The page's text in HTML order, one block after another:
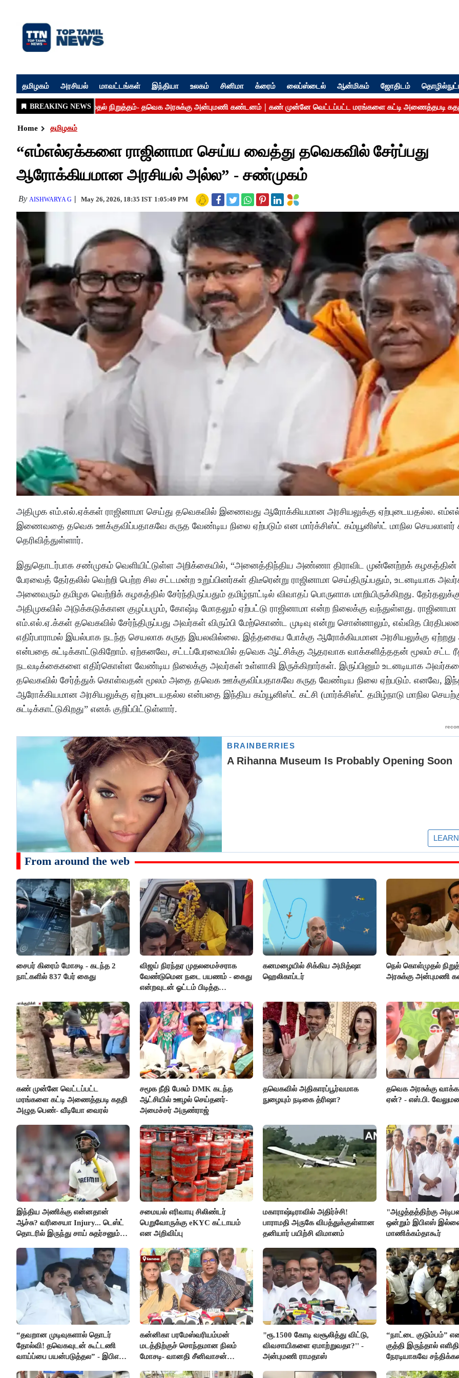
தமிழகம் அரசியல் மாவட்டங்கள் இந்தியா உலகம் சினிமா க்ரைம் லைப்ஸ்டைல் ஆன்மிகம் ஜோதிடம்
Home தமிழகம்
“எம்எல்ஏக்களை ராஜினாமா செய்ய வைத்து தவெகவில் சேர்ப்பது
ஆரோக்கியமான அரசியல் அல்ல” - சண்முகம்
By AISHWARYA G May 26, 2026, 18:35 IST 1:05:49 PM
அதிமுக எம்.எல்.ஏக்கள் ராஜினாமா செய்து தவெகவில் இணைவது ஆரோக்கியமான அரசியலுக்கு ஏற்புடையதல்ல.
இணைவதை தவெக ஊக்குவிப்பதாகவே கருத வேண்டிய நிலை ஏற்படும் என மார்க்சிஸ்ட் கம்யூனிஸ்ட் மாநில
தெரிவித்துள்ளார்.
இதுதொடர்பாக சண்முகம் வெளியிட்டுள்ள அறிக்கையில், “அனைத்திந்திய அண்ணா திராவிட முன்னேற்றக் கழகத்தின்
பேரவைத் தேர்தலில் வெற்றி பெற்ற சில சட்டமன்ற உறுப்பினர்கள் திடீரென்று ராஜினாமா செய்திருப்பதும், உடனடியாக
அனைவரும் தமிழக வெற்றிக் கழகத்தில் சேர்ந்திருப்பதும் தமிழ்நாட்டில் விவாதப் பொருளாக மாறியிருக்கிறது.
அதிமுகவில் அடுக்கடுக்கான குழப்பமும், கோஷ்டி மோதலும் ஏற்பட்டு ராஜினாமா என்ற நிலைக்கு வந்துள்ளது.
எம்.எல்.ஏ.க்கள் தவெகவில் சேர்ந்திருப்பது அவர்கள் விரும்பி மேற்கொண்ட முடிவு என்று சொன்னாலும், எவ்வித
எதிர்பாராமல் இயல்பாக நடந்த செயலாக கருத இயலவில்லை. இத்தகைய போக்கு ஆரோக்கியமான அரசியலுக்கு
என்பதை சுட்டிக்காட்டுகிறோம். ஏற்கனவே, சட்டப்பேரவையில் தவெக ஆட்சிக்கு ஆதரவாக வாக்களித்ததன் மூலம் சட்ட
நடவடிக்கைகளை எதிர்கொள்ள வேண்டிய நிலைக்கு அவர்கள் உள்ளாகி இருக்கிறார்கள். இருப்பினும் உடனடியாக
தவெகவில் சேர்த்துக் கொள்வதன் மூலம் அதை தவெக ஊக்குவிப்பதாகவே கருத வேண்டிய நிலை ஏற்படும். எனவே,
ஆரோக்கியமான அரசியலுக்கு ஏற்புடையதல்ல என்பதை இந்திய கம்யூனிஸ்ட் கட்சி (மார்க்சிஸ்ட் தமிழ்நாடு மாநில
சுட்டிக்காட்டுகிறது” எனக் குறிப்பிட்டுள்ளார்.
From around the web
சைபர் கிரைம் மோசடி - கடந்த 2
நாட்களில் 837 பேர் கைது
விஜய் நிரந்தர முதலமைச்சராக
வேண்டுமென நடை பயணம் - கைது
என்றவுடன் ஓட்டம் பிடித்த
கனமழையில் சிக்கிய அமித்ஷா
ஹெலிகாப்டர்
நெல் கொள்முதல்
அரசுக்கு அன்புமணி
கண் முன்னே வெட்டப்பட்ட
மரங்களை கட்டி அணைத்தபடி கதறி
அழுத பெண்- வீடியோ வைரல்
சமூக நீதி பேசும் DMK கடந்த
ஆட்சியில் ஊழல் செய்தனர்-
அமைச்சர் அருண்ராஜ்
தவெகவில் அதிகாரப்பூர்வமாக
நுழையும் நடிகை த்ரிஷா?
தவெக அரசுக்கு
ஏன்? - எஸ்.பி.
இந்திய அணிக்கு என்னதான்
ஆச்சு? வரிசையா Injury... டெஸ்ட்
தொடரில் இருந்து சாய் சுதர்சனும்
சமையல் எரிவாயு சிலிண்டர்
பெறுவோருக்கு eKYC கட்டாயம்
என அறிவிப்பு
மகாராஷ்டிராவில் அதிர்ச்சி!
பாராமதி அருகே விபத்துக்குள்ளான
தனியார் பயிற்சி விமானம்
"அழுத்தத்திற்கு
ஒன்றும் இபிஎஸ்
மாணிக்கம்தாகூர்
“தவறான முடிவுகளால் தொடர்
தோல்வி! தவெகவுடன் கூட்டணி
வாய்ப்பை பயன்படுத்தல” - இபிஎஸ்
கன்னிகா பரமேஸ்வரியம்மன்
மடத்திற்குச் சொந்தமான நிலம்
மோசடி- வானதி சீனிவாசன்
"ரூ.1500 கோடி வசூலித்து விட்டு,
விவசாயிகளை ஏமாற்றுவதா?'' -
அன்புமணி ராமதாஸ்
“நாட்டை குடும்பம்”
குத்தி இருந்தால்
நேரடியாகவே